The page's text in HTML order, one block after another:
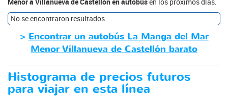
No se encontraron resultados
>Encontrar un autobús La Manga del Mar
Menor Villanueva de Castellón barato
Histograma de precios futuros
para viajar en esta línea